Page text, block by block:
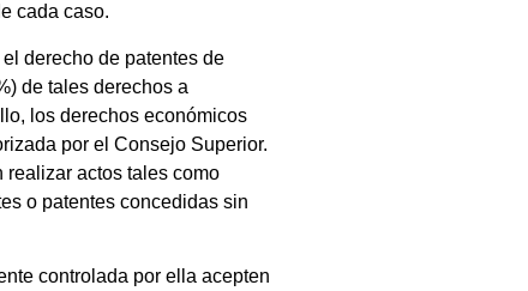
cada caso.
derecho de patentes de
de tales derechos a
los derechos económicos
por el Consejo Superior.
realizar actos tales como
o patentes concedidas sin
controlada por ella acepten